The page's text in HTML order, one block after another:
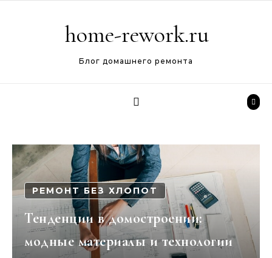
home-rework.ru
Блог домашнего ремонта
РЕМОНТ БЕЗ ХЛОПОТ
Тенденции в домостроении:
модные материалы и технологии